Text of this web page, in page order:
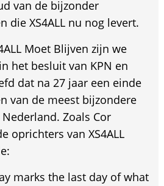
van de bijzonder
die XS4ALL nu nog levert.
Moet Blijven zijn we
het besluit van KPN en
dat na 27 jaar een einde
van de meest bijzondere
Zoals Cor
oprichters van XS4ALL
marks the last day of what